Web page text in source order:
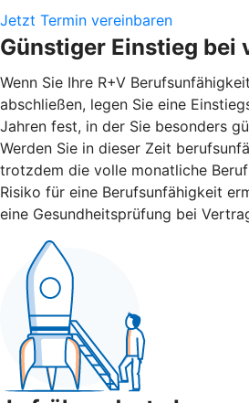
Jetzt Termin vereinbaren
Günstiger Einstieg bei
Wenn Sie Ihre R+V
abschließen, legen Sie eine
Jahren fest, in der Sie besonders
Werden Sie in dieser Zeit
trotzdem die volle monatliche
Risiko für eine Berufsunfähigkeit
eine Gesundheitsprüfung bei